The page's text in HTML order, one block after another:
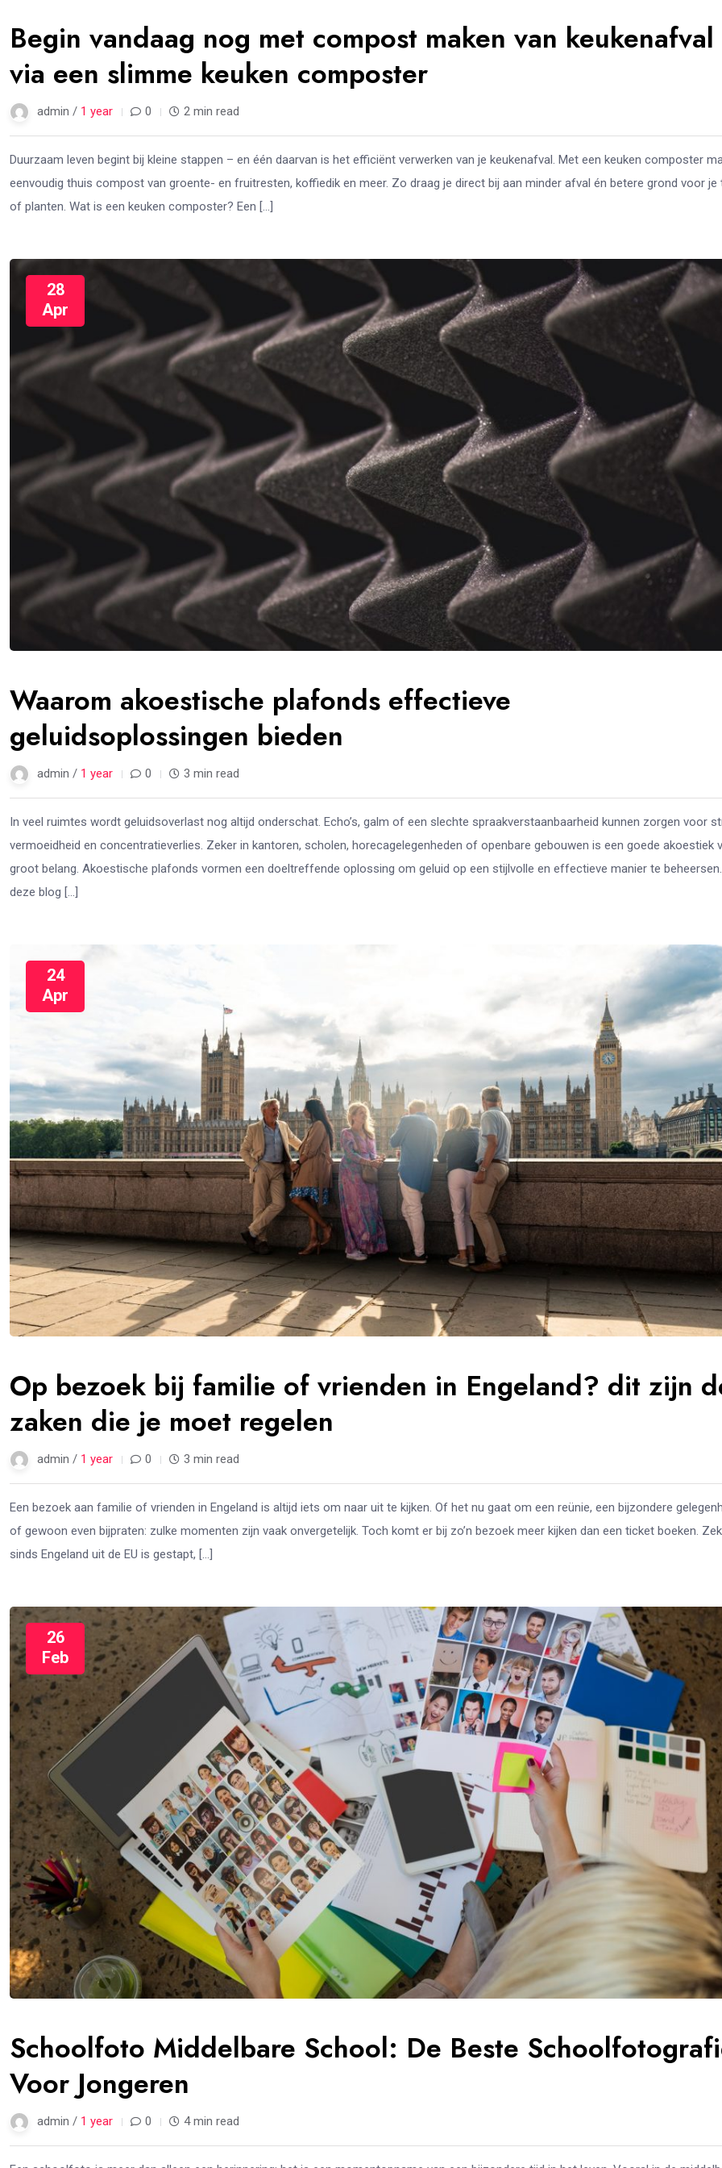
Begin vandaag nog met compost maken van keukenafval
via een slimme keuken composter
admin / 1 year 0 2 min read
Duurzaam leven begint bij kleine stappen – en één daarvan is het efficiënt verwerken van je keukenafval. Met een keuken composter
eenvoudig thuis compost van groente- en fruitresten, koffiedik en meer. Zo draag je direct bij aan minder afval én betere grond voor je
of planten. Wat is een keuken composter? Een […]
28
Apr
Waarom akoestische plafonds effectieve
geluidsoplossingen bieden
admin / 1 year 0 3 min read
In veel ruimtes wordt geluidsoverlast nog altijd onderschat. Echo’s, galm of een slechte spraakverstaanbaarheid kunnen zorgen voor
vermoeidheid en concentratieverlies. Zeker in kantoren, scholen, horecagelegenheden of openbare gebouwen is een goede akoestiek
groot belang. Akoestische plafonds vormen een doeltreffende oplossing om geluid op een stijlvolle en effectieve manier te
deze blog […]
24
Apr
Op bezoek bij familie of vrienden in Engeland? dit zijn
zaken die je moet regelen
admin / 1 year 0 3 min read
Een bezoek aan familie of vrienden in Engeland is altijd iets om naar uit te kijken. Of het nu gaat om een reünie, een bijzondere
of gewoon even bijpraten: zulke momenten zijn vaak onvergetelijk. Toch komt er bij zo’n bezoek meer kijken dan een ticket boeken.
sinds Engeland uit de EU is gestapt, […]
26
Feb
Schoolfoto Middelbare School: De Beste
Voor Jongeren
admin / 1 year 0 4 min read